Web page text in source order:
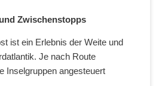
Zwischenstopps
ist ein Erlebnis der Weite und
Je nach Route
Inselgruppen angesteuert